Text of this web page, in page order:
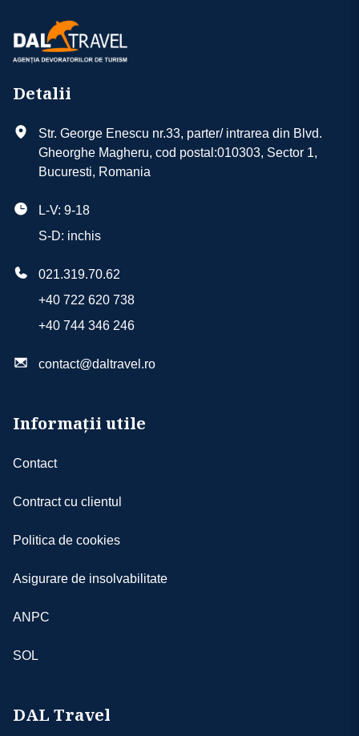
Detalii
Str. George Enescu nr.33, parter/ intrarea din Blvd.
Gheorghe Magheru, cod postal:010303, Sector 1,
Bucuresti, Romania
L-V: 9-18
S-D: inchis
021.319.70.62
+40 722 620 738
+40 744 346 246
contact@daltravel.ro
Informații utile
Contact
Contract cu clientul
Politica de cookies
Asigurare de insolvabilitate
ANPC
SOL
DAL Travel